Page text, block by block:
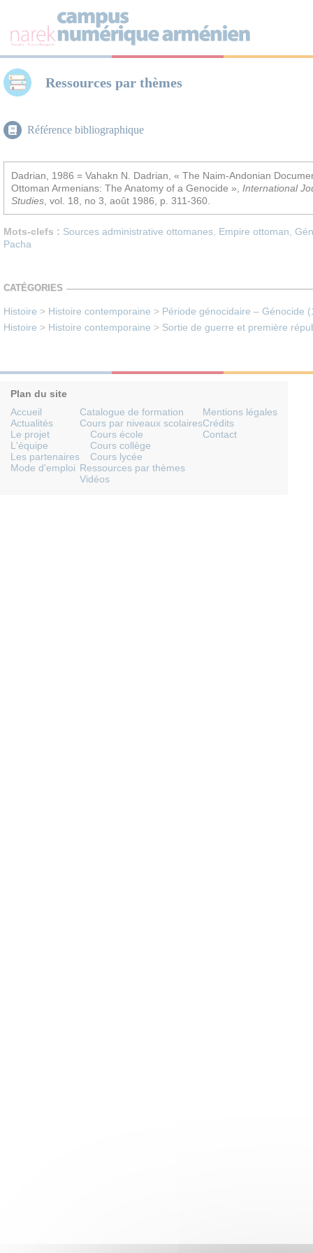
Ressources par thèmes
Référence bibliographique
Dadrian, 1986 = Vahakn N. Dadrian, « The Naim-Andonian
Ottoman Armenians: The Anatomy of a Genocide », International
Studies , vol. 18, no 3,‎ août 1986, p. 311-360.
Mots-clefs : Sources administrative ottomanes Empire ottoman
Pacha
CATÉGORIES
Histoire > Histoire contemporaine > Période génocidaire – Génocide
Histoire > Histoire contemporaine > Sortie de guerre et première
Plan du site
Accueil
Actualités
Le projet
L'équipe
Les partenaires
Mode d'emploi
Catalogue de formation
Cours par niveaux scolaires
Cours école
Cours collège
Cours lycée
Ressources par thèmes
Vidéos
Mentions légales
Crédits
Contact